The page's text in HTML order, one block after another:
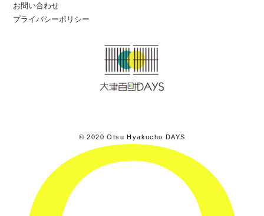
お問い合わせ
プライバシーポリシー
© 2020 Otsu Hyakucho DAYS